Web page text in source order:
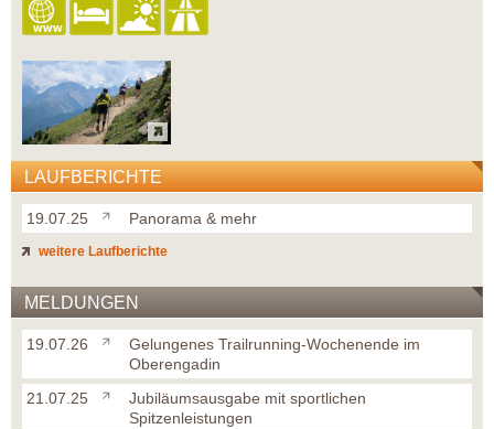
LAUFBERICHTE
19.07.25 Panorama & mehr
weitere Laufberichte
MELDUNGEN
19.07.26
Gelungenes Trailrunning-Wochenende im
Oberengadin
21.07.25
Jubiläumsausgabe mit sportlichen
Spitzenleistungen